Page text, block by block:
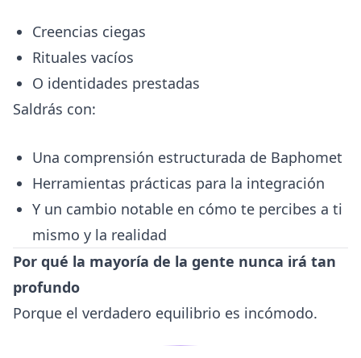
Creencias ciegas
Rituales vacíos
O identidades prestadas
Saldrás con:
Una comprensión estructurada de Baphomet
Herramientas prácticas para la integración
Y un cambio notable en cómo te percibes a ti
mismo y la realidad
Por qué la mayoría de la gente nunca irá tan
profundo
Porque el verdadero equilibrio es incómodo.